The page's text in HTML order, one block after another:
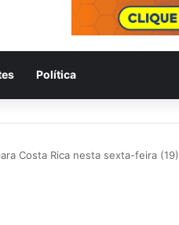
Política
Costa Rica nesta sexta-feira (19)